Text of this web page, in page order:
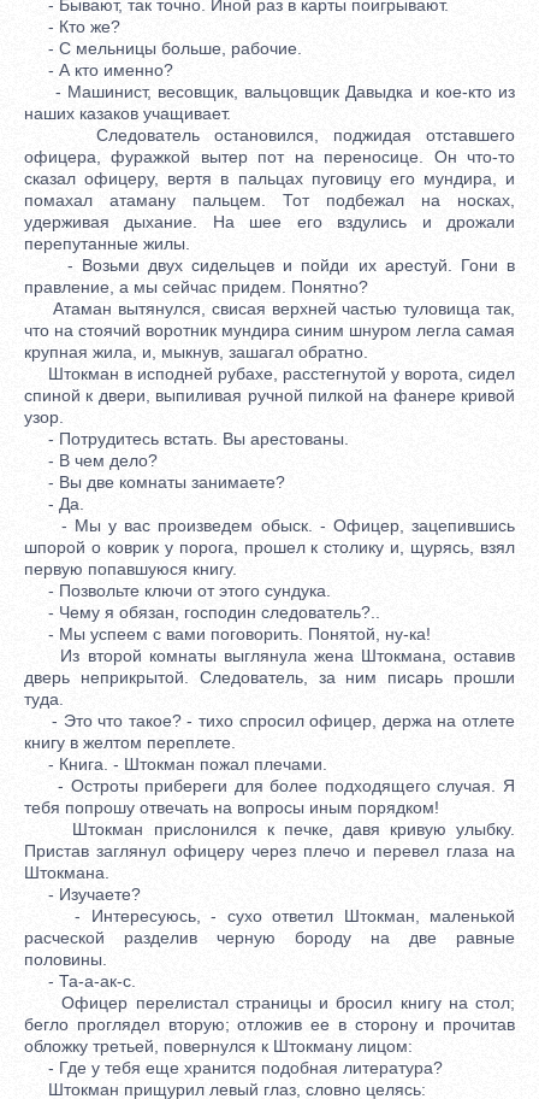
- Бывают, так точно. Иной раз в карты поигрывают.
- Кто же?
- С мельницы больше, рабочие.
- А кто именно?
- Машинист, весовщик, вальцовщик Давыдка и кое-кто из
наших казаков учащивает.
Следователь остановился, поджидая отставшего
офицера, фуражкой вытер пот на переносице. Он что-то
сказал офицеру, вертя в пальцах пуговицу его мундира, и
помахал атаману пальцем. Тот подбежал на носках,
удерживая дыхание. На шее его вздулись и дрожали
перепутанные жилы.
- Возьми двух сидельцев и пойди их арестуй. Гони в
правление, а мы сейчас придем. Понятно?
Атаман вытянулся, свисая верхней частью туловища так,
что на стоячий воротник мундира синим шнуром легла самая
крупная жила, и, мыкнув, зашагал обратно.
Штокман в исподней рубахе, расстегнутой у ворота, сидел
спиной к двери, выпиливая ручной пилкой на фанере кривой
узор.
- Потрудитесь встать. Вы арестованы.
- В чем дело?
- Вы две комнаты занимаете?
- Да.
- Мы у вас произведем обыск. - Офицер, зацепившись
шпорой о коврик у порога, прошел к столику и, щурясь, взял
первую попавшуюся книгу.
- Позвольте ключи от этого сундука.
- Чему я обязан, господин следователь?..
- Мы успеем с вами поговорить. Понятой, ну-ка!
Из второй комнаты выглянула жена Штокмана, оставив
дверь неприкрытой. Следователь, за ним писарь прошли
туда.
- Это что такое? - тихо спросил офицер, держа на отлете
книгу в желтом переплете.
- Книга. - Штокман пожал плечами.
- Остроты прибереги для более подходящего случая. Я
тебя попрошу отвечать на вопросы иным порядком!
Штокман прислонился к печке, давя кривую улыбку.
Пристав заглянул офицеру через плечо и перевел глаза на
Штокмана.
- Изучаете?
- Интересуюсь, - сухо ответил Штокман, маленькой
расческой разделив черную бороду на две равные
половины.
- Та-а-ак-с.
Офицер перелистал страницы и бросил книгу на стол;
бегло проглядел вторую; отложив ее в сторону и прочитав
обложку третьей, повернулся к Штокману лицом:
- Где у тебя еще хранится подобная литература?
Штокман прищурил левый глаз, словно целясь: